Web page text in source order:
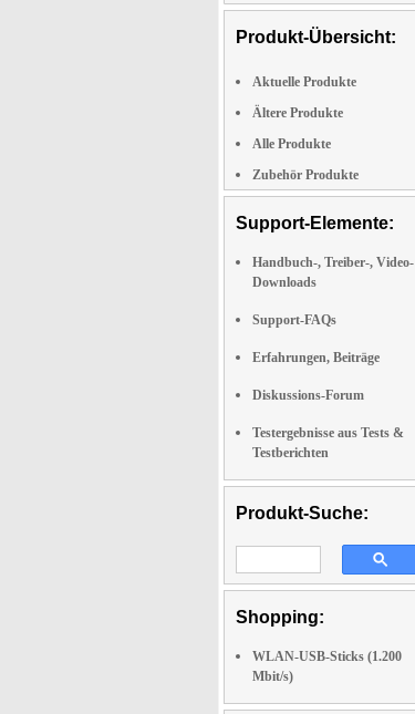
Produkt-Übersicht:
Aktuelle Produkte
Ältere Produkte
Alle Produkte
Zubehör Produkte
Support-Elemente:
Handbuch-, Treiber-, Video-
Downloads
Support-FAQs
Erfahrungen, Beiträge
Diskussions-Forum
Testergebnisse aus Tests &
Testberichten
Produkt-Suche:
Shopping:
WLAN-USB-Sticks (1.200
Mbit/s)